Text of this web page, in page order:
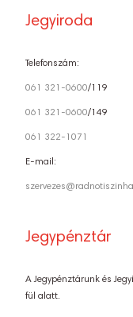
Jegyiroda
Telefonszám:
061 321-0600/119
061 321-0600/149
061 322-1071
E-mail:
Jegypénztár
A Jegypénztárunk és
fül alatt.